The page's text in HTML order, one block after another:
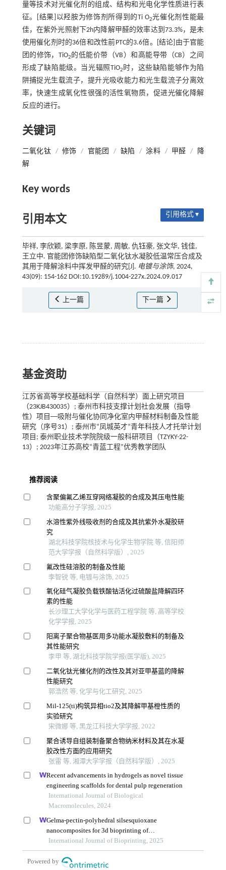
量等技术对光催化剂的组成、结构和光电化学性质进行表
征。[结果]以羟胺为修饰剂所得到的Ti O2光催化剂性能最
佳，在紫外光照射下2h内降解甲醛的效率达到73.3%，是未
使用催化剂时的36倍和改性前PTC的3.6倍。[结论]由于官能
团的修饰，TiO2 的低能价带（VB）和高能导带（CB）之间
形成了缺陷能级。当光辐照TiO2时，这些缺陷能够作为陷
阱捕捉光生载流子，提升光吸收能力和光生载流子分离效
率，快速生成氧化性很强的活性氧物质，促进光催化降解
反应的进行。
关键词
二氧化钛 / 修饰 / 官能团 / 缺陷 / 涂料 / 甲醛 /
降
解
Key words
引用本文 引用格式 ▾
毕祥, 李欣颖, 梁李原, 陈昱蒙, 周敏, 仇钰豪, 张文华, 钱佳,
王立中. 官能团修饰缺陷型二氧化钛水凝胶低温常压合成及
其用于降解涂料中挥发甲醛的研究[J]. 电镀与涂饰, 2024,
43(09): 154-162 DOI:10.19289/j.1004-227x.2024.09.017
上一篇 下一篇
基金资助
江苏省高等学校基础科学（自然科学）面上研究项目
（23KJB430035）; 泰州市科技支撑计划社会发展（指导
性）项目──吸附与催化协同净化室内甲醛材料制备及性能
研究（序号31）; 泰州市“凤城英才”青年科技人才托举计划
项目; 泰州职业技术学院院级一般科研项目（TZYKY-22-
13）; 2023年江苏高校“青蓝工程”优秀教学团队